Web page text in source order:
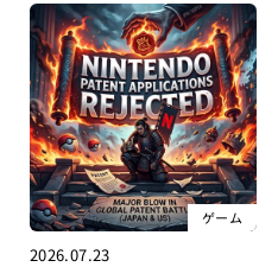
ゲーム
2026.07.23